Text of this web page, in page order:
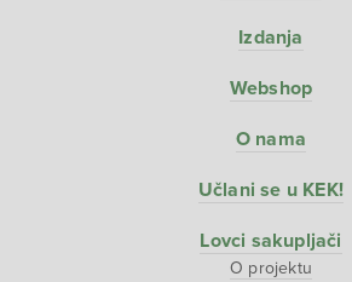
Izdanja
Webshop
O nama
Učlani se u KEK!
Lovci sakupljači
O projektu